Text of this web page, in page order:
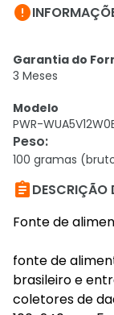

Garantia do
3 Meses
Modelo
PWR-
Peso:
100 gramas
DESCRIÇÃO
Fonte de
fonte de
brasileiro e
coletores de